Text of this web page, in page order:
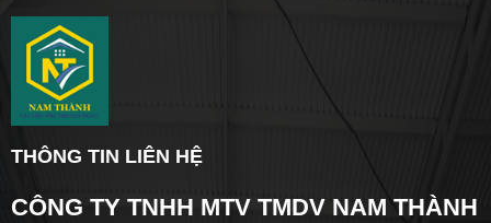
THÔNG TIN LIÊN HỆ
CÔNG TY TNHH MTV TMDV NAM THÀNH